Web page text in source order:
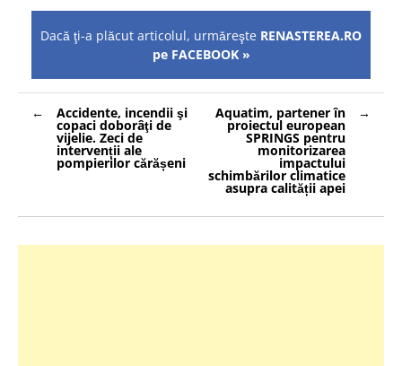
Dacă ţi-a plăcut articolul, urmăreşte RENASTEREA.RO
pe FACEBOOK »
Navigare
în
articole
Accidente, incendii şi
copaci doborâţi de
vijelie. Zeci de
intervenții ale
pompierilor cărășeni
Aquatim, partener în
proiectul european
SPRINGS pentru
monitorizarea
impactului
schimbărilor climatice
asupra calității apei